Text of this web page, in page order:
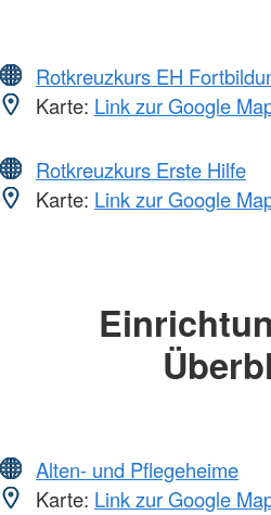
Rotkreuzkurs EH
Karte: Link zur Google
Rotkreuzkurs Erste Hilfe
Karte: Link zur Google
Alten- und Pflegeheime
Karte: Link zur Google